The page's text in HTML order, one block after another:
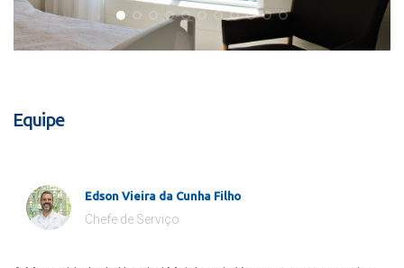
Equipe
Edson Vieira da Cunha Filho
Chefe de Serviço